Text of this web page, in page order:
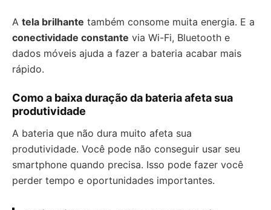
A tela brilhante também consome muita energia. E a
conectividade constante via Wi-Fi, Bluetooth e
dados móveis ajuda a fazer a bateria acabar mais
rápido.
Como a baixa duração da bateria afeta sua
produtividade
A bateria que não dura muito afeta sua
produtividade. Você pode não conseguir usar seu
smartphone quando precisa. Isso pode fazer você
perder tempo e oportunidades importantes.